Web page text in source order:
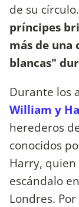
de su
príncipes
más de una
blancas"
Durante los
William y
herederos
conocidos
Harry,
escándalo
Londres.